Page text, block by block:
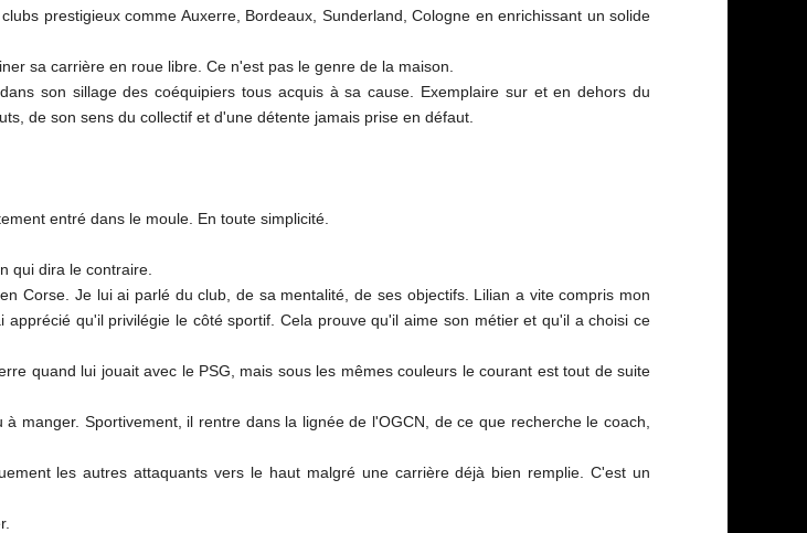
prestigieux comme Auxerre, Bordeaux, Sunderland, Cologne en enrichissant un solide
sa carrière en roue libre. Ce n'est pas le genre de la maison.
son sillage des coéquipiers tous acquis à sa cause. Exemplaire sur et en dehors du
de son sens du collectif et d'une détente jamais prise en défaut.
entré dans le moule. En toute simplicité.
qui dira le contraire.
Corse. Je lui ai parlé du club, de sa mentalité, de ses objectifs. Lilian a vite compris mon
qu'il privilégie le côté sportif. Cela prouve qu'il aime son métier et qu'il a choisi ce
quand lui jouait avec le PSG, mais sous les mêmes couleurs le courant est tout de suite
manger. Sportivement, il rentre dans la lignée de l'OGCN, de ce que recherche le coach,
les autres attaquants vers le haut malgré une carrière déjà bien remplie. C'est un